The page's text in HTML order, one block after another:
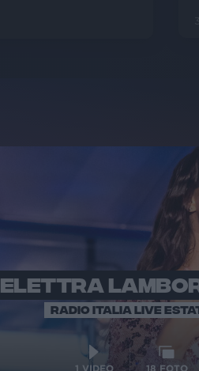
ELETTRA
RADIO ITALIA LIVE
1 VIDEO 18 FOTO